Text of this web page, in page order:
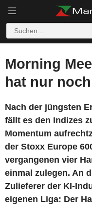
Morning
hat nur
Nach der jüngsten
fällt es den Indizes
Momentum
der Stoxx Europe
vergangenen vier
einmal zulegen. An
Zulieferer der KI-
eigenen Liga: Der